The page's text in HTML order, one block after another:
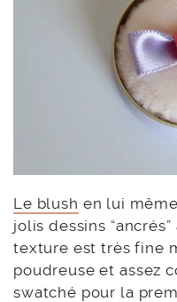
Le blush en lui
jolis dessins
texture est très fine
poudreuse et assez
swatché pour la